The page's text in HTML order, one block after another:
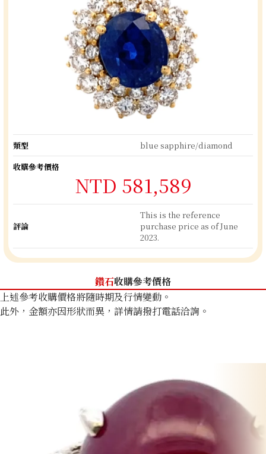
類型
blue sapphire/diamond
收購參考價格
NTD 581,589
評論
This is the reference
purchase price as of June
2023.
鑽石收購參考價格
上述參考收購價格將隨時期及行情變動。
此外，金額亦因形狀而異，詳情請撥打電話洽詢。